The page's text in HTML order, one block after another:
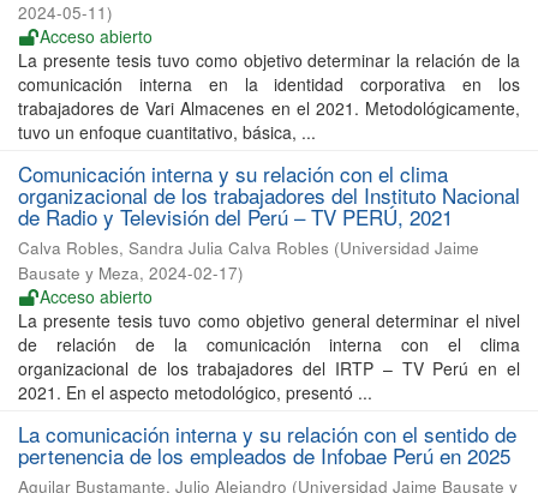
2024-05-11)
Acceso abierto
La presente tesis tuvo como objetivo determinar la relación de la
comunicación interna en la identidad corporativa en los
trabajadores de Vari Almacenes en el 2021. Metodológicamente,
tuvo un enfoque cuantitativo, básica, ...
Comunicación interna y su relación con el clima
organizacional de los trabajadores del Instituto Nacional
de Radio y Televisión del Perú – TV PERÚ, 2021
Calva Robles, Sandra Julia Calva Robles (Universidad Jaime
Bausate y Meza, 2024-02-17)
Acceso abierto
La presente tesis tuvo como objetivo general determinar el nivel
de relación de la comunicación interna con el clima
organizacional de los trabajadores del IRTP – TV Perú en el
2021. En el aspecto metodológico, presentó ...
La comunicación interna y su relación con el sentido de
pertenencia de los empleados de Infobae Perú en 2025
Aguilar Bustamante, Julio Alejandro (Universidad Jaime Bausate y